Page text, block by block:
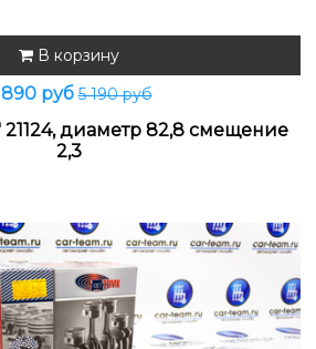
В корзину
руб5 190 руб
диаметр 82,8 смещение
2,3